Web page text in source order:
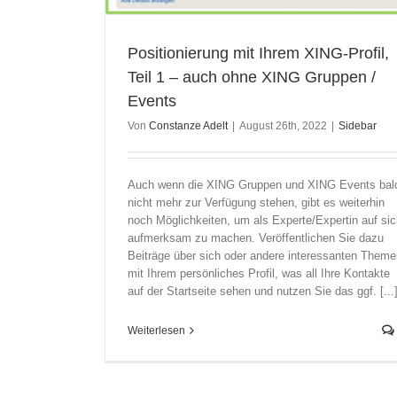
Positionierung mit Ihrem XING-Profil,
Teil 1 – auch ohne XING Gruppen /
Events
Von Constanze Adelt | August 26th, 2022 | Sidebar
Auch wenn die XING Gruppen und XING Events
nicht mehr zur Verfügung stehen, gibt es weiterhin
noch Möglichkeiten, um als Experte/Expertin auf
aufmerksam zu machen. Veröffentlichen Sie dazu
Beiträge über sich oder andere interessanten
mit Ihrem persönliches Profil, was all Ihre Kontakte
auf der Startseite sehen und nutzen Sie das ggf. [...]
Weiterlesen